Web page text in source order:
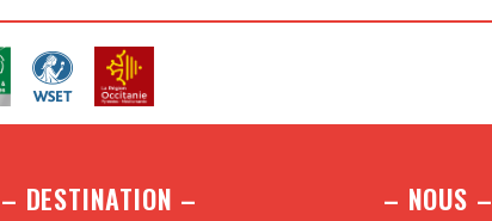
– DESTINATION – – NOUS –